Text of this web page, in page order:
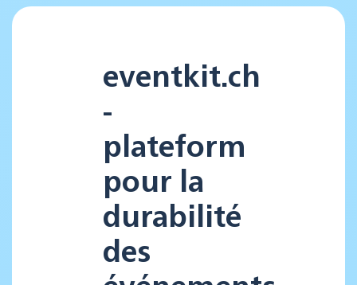
eventkit.ch
-
plateform
pour la
durabilité
des